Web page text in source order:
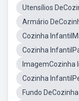
Utensílios
Armário
Cozinha
Cozinha
ImagemCozinha
Cozinha
Fundo